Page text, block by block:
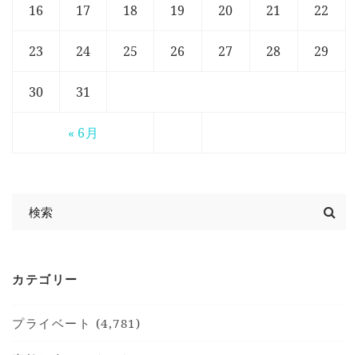
« 6月
16 17 18 19 20 21 22
23 24 25 26 27 28 29
30 31
カテゴリー
プライベート (4,781)